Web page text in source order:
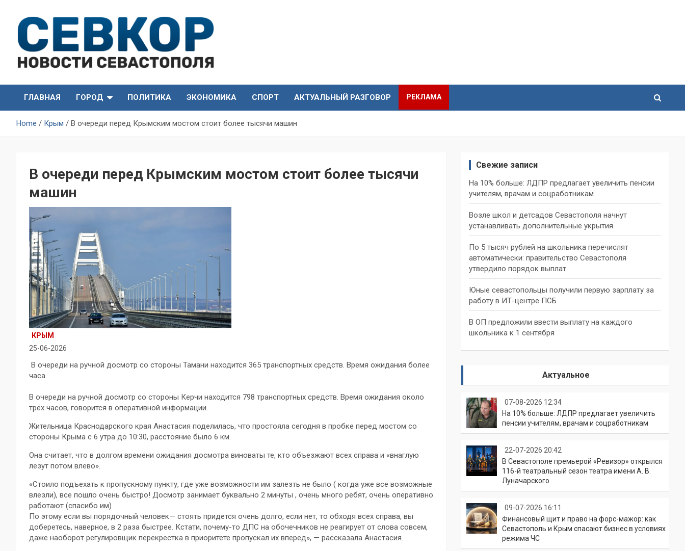
content
СевКор — Новости
Севастополя
Севастополя
ГЛАВНАЯ
ГОРОД ПОЛИТИКА ЭКОНОМИКА СПОРТ АКТУАЛЬНЫЙ РАЗГОВОР РЕКЛАМА
Home Крым В очереди перед Крымским мостом стоит более тысячи машин
В очереди перед Крымским мостом стоит более тысячи
машин
КРЫМ
25-06-2026
В очереди на ручной досмотр со стороны Тамани находится 365 транспортных средств. Время ожидания более
часа.
В очереди на ручной досмотр со стороны Керчи находится 798 транспортных средств. Время ожидания около
трёх часов, говорится в оперативной информации.
Жительница Краснодарского края Анастасия поделилась, что простояла сегодня в пробке перед мостом со
стороны Крыма с 6 утра до 10:30, расстояние было 6 км.
Она считает, что в долгом времени ожидания досмотра виноваты те, кто объезжают всех справа и «внаглую
лезут потом влево».
«Стоило подъехать к пропускному пункту, где уже возможности им залезть не было ( когда уже все возможные
влезли), все пошло очень быстро! Досмотр занимает буквально 2 минуты , очень много ребят, очень оперативно
работают (спасибо им)
По этому если вы порядочный человек— стоять придется очень долго, если нет, то обходя всех справа, вы
доберетесь, наверное, в 2 раза быстрее. Кстати, почему-то ДПС на обочечников не реагирует от слова совсем,
даже наоборот регулировщик перекрестка в приоритете пропускал их вперед», — рассказала Анастасия.
Свежие записи
На 10% больше: ЛДПР предлагает увеличить пенсии
учителям, врачам и соцработникам
Возле школ и детсадов Севастополя начнут
устанавливать дополнительные укрытия
По 5 тысяч рублей на школьника перечислят
автоматически: правительство Севастополя
утвердило порядок выплат
Юные севастопольцы получили первую зарплату за
работу в ИТ-центре ПСБ
В ОП предложили ввести выплату на каждого
школьника к 1 сентября
Актуальное
07-08-2026 12:34
На 10% больше: ЛДПР предлагает увеличить
пенсии учителям, врачам и соцработникам
22-07-2026 20:42
В Севастополе премьерой «Ревизор» открылся
116-й театральный сезон театра имени А. В.
Луначарского
09-07-2026 16:11
Финансовый щит и право на форс-мажор: как
Севастополь и Крым спасают бизнес в условиях
режима ЧС